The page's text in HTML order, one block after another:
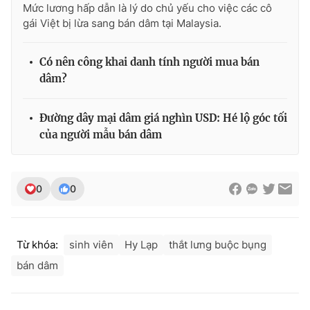
Photo Infographic
Video Shorts video
VTV Sức khoẻ Bất động sản
Thị trường 24h Tấm lòng Việt
VTV9
Mức lương hấp dẫn là lý do chủ yếu cho việc các cô
gái Việt bị lừa sang bán dâm tại Malaysia.
Có nên công khai danh tính người mua bán
dâm?
Đường dây mại dâm giá nghìn USD: Hé lộ góc tối
của người mẫu bán dâm
0 0
Từ khóa: sinh viên Hy Lạp
thắt lưng buộc bụng
bán dâm